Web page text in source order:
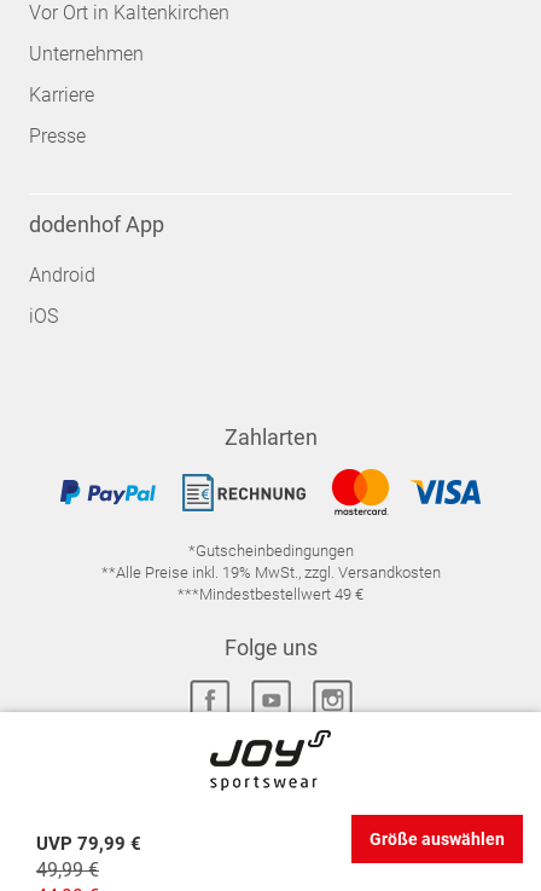
UVP 79,99 €
49,99 €
Größe auswählen
Vor Ort in Kaltenkirchen
Unternehmen
Karriere
Presse
dodenhof App
Android
iOS
Zahlarten
*Gutscheinbedingungen
**Alle Preise inkl. 19% MwSt., zzgl. Versandkosten
***Mindestbestellwert 49 €
Folge uns
DATENSCHUTZ-EINSTELLUNGEN
WIDERRUFSRECHT